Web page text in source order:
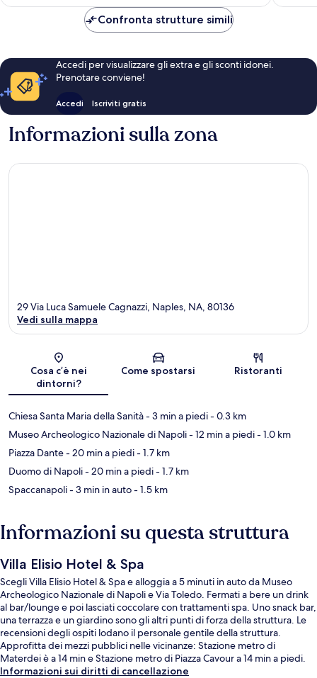
210 €
Confronta strutture simili
Accedi per visualizzare gli extra e gli sconti idonei.
Prenotare conviene!
Accedi Iscriviti gratis
Informazioni sulla zona
Mappa
29 Via Luca Samuele Cagnazzi, Naples, NA, 80136
Vedi sulla mappa
Cosa c’è nei
dintorni?
Come spostarsi Ristoranti
Chiesa Santa Maria della Sanità- 3 min a piedi- 0.3 km
Museo Archeologico Nazionale di Napoli- 12 min a piedi- 1.0 km
Piazza Dante- 20 min a piedi- 1.7 km
Duomo di Napoli- 20 min a piedi- 1.7 km
Spaccanapoli- 3 min in auto- 1.5 km
Informazioni su questa struttura
Villa Elisio Hotel & Spa
Scegli Villa Elisio Hotel & Spa e alloggia a 5 minuti in auto da Museo
Archeologico Nazionale di Napoli e Via Toledo. Fermati a bere un drink
al bar/lounge e poi lasciati coccolare con trattamenti spa. Uno snack bar,
una terrazza e un giardino sono gli altri punti di forza della struttura. Le
recensioni degli ospiti lodano il personale gentile della struttura.
Approfitta dei mezzi pubblici nelle vicinanze: Stazione metro di
Materdei è a 14 min e Stazione metro di Piazza Cavour a 14 min a piedi.
Informazioni sui diritti di cancellazione